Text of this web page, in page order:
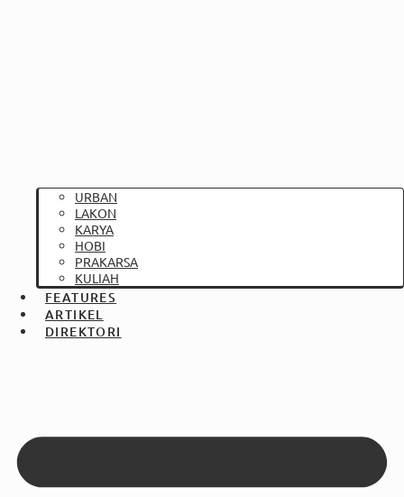
URBAN
LAKON
KARYA
HOBI
PRAKARSA
KULIAH
FEATURES
ARTIKEL
DIREKTORI